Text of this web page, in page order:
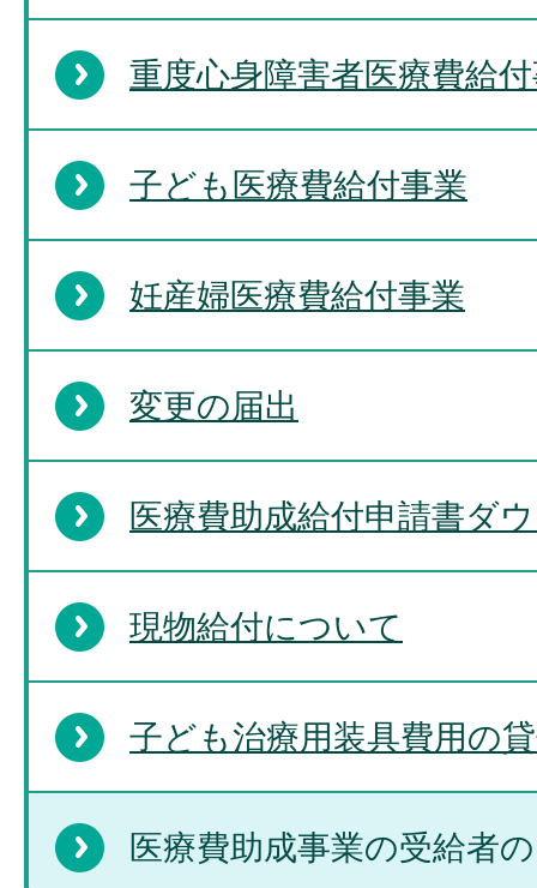
重度心身障害者医療費給
子ども医療費給付事業
妊産婦医療費給付事業
変更の届出
医療費助成給付申請書ダ
現物給付について
子ども治療用装具費用の
医療費助成事業の受給者